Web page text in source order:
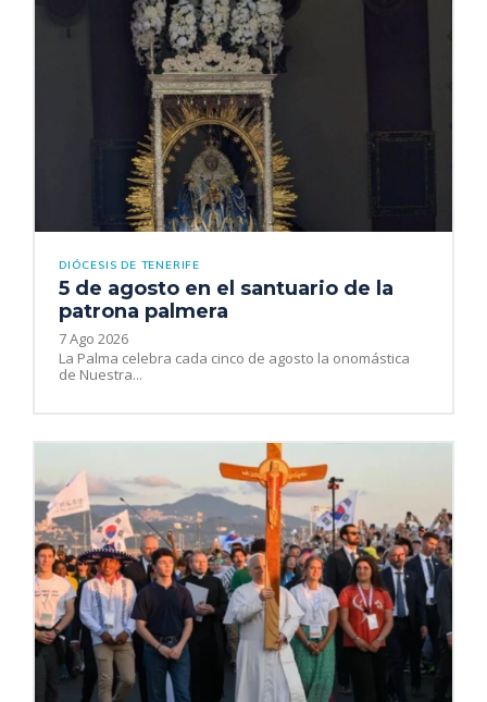
DIÓCESIS DE TENERIFE
5 de agosto en el santuario de la
patrona palmera
7 Ago 2026
La Palma celebra cada cinco de agosto la onomástica
de Nuestra...